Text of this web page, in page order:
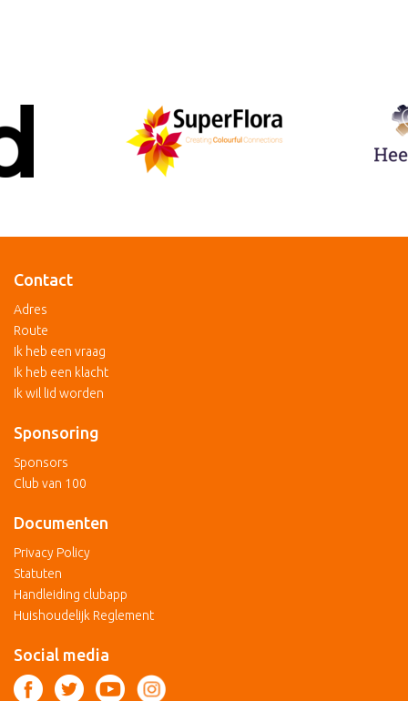
Contact
Adres
Route
Ik heb een vraag
Ik heb een klacht
Ik wil lid worden
Sponsoring
Sponsors
Club van 100
Documenten
Privacy Policy
Statuten
Handleiding clubapp
Huishoudelijk Reglement
Social media